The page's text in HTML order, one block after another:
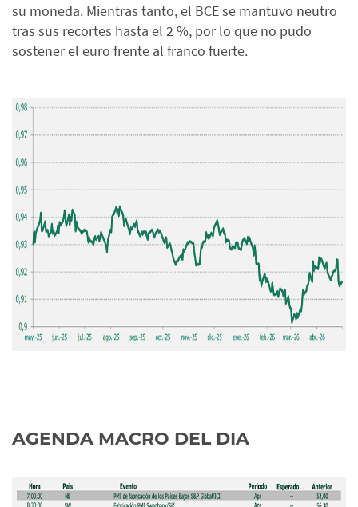
su moneda. Mientras tanto, el BCE se mantuvo neutro
tras sus recortes hasta el 2 %, por lo que no pudo
sostener el euro frente al franco fuerte.
AGENDA MACRO DEL DIA